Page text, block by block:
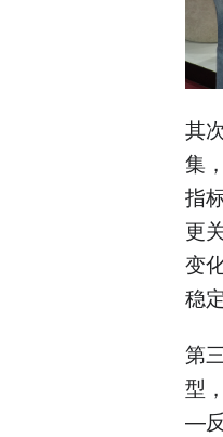
其
集
指
更
变
稳
第
型
—